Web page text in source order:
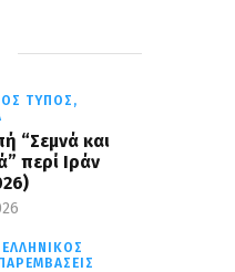
ΤΎΠΟΣ,
“Σεμνά και
περί Ιράν
ΕΛΛΗΝΙΚΌΣ